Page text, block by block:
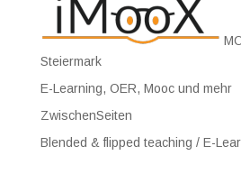
Steiermark
E-Learning, OER, Mooc und mehr
ZwischenSeiten
Blended & flipped teaching / E-